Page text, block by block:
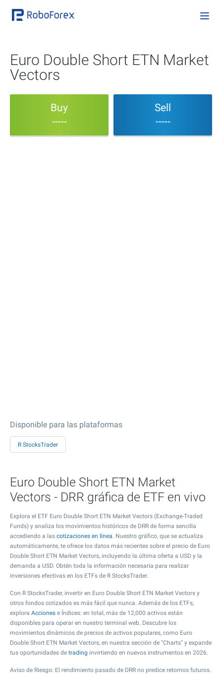
Euro Double Short ETN Market
Vectors
Buy
-----
Sell
-----
Disponible para las plataformas
R StocksTrader
Euro Double Short ETN Market
Vectors - DRR gráfica de ETF en vivo
Explora el ETF Euro Double Short ETN Market Vectors (Exchange-Traded
Funds) y analiza los movimientos históricos de DRR de forma sencilla
accediendo a las cotizaciones en línea. Nuestro gráfico, que se actualiza
automáticamente, te ofrece los datos más recientes sobre el precio de Euro
Double Short ETN Market Vectors, incluyendo la última oferta a USD y la
demanda a USD. Obtén toda la información necesaria para realizar
inversiones efectivas en los ETFs de R StocksTrader.
Con R StocksTrader, invertir en Euro Double Short ETN Market Vectors y
otros fondos cotizados es más fácil que nunca. Además de los ETFs,
explora Acciones e Índices: en total, más de 12,000 activos están
disponibles para operar en nuestro terminal web. Descubre los
movimientos dinámicos de precios de activos populares, como Euro
Double Short ETN Market Vectors, en nuestra sección de "Charts" y expande
tus oportunidades de trading invirtiendo en nuevos instrumentos en 2026.
Aviso de Riesgo: El rendimiento pasado de DRR no predice retornos futuros.